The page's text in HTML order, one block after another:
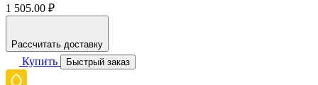
1 505.00 ₽
Рассчитать доставку
Купить Быстрый заказ